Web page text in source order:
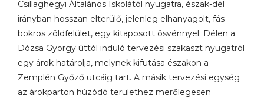
Csillaghegyi Általános Iskolától nyugatra, észak-dél
irányban hosszan elterülő, jelenleg elhanyagolt, fás-
bokros zöldfelület, egy kitaposott ösvénnyel. Délen a
Dózsa György úttól induló tervezési szakaszt nyugatról
egy árok határolja, melynek kifutása északon a
Zemplén Győző utcáig tart. A másik tervezési egység
az árokparton húzódó területhez merőlegesen